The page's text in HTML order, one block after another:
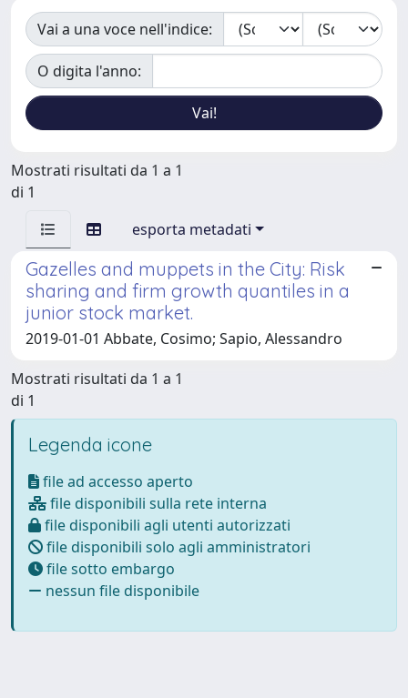
Vai a una voce nell'indice:
O digita l'anno:
Mostrati risultati da 1 a 1
di 1
esporta metadati
Gazelles and muppets in the City: Risk
sharing and firm growth quantiles in a
junior stock market.
2019-01-01 Abbate, Cosimo; Sapio, Alessandro
Mostrati risultati da 1 a 1
di 1
Legenda icone
file ad accesso aperto
file disponibili sulla rete interna
file disponibili agli utenti autorizzati
file disponibili solo agli amministratori
file sotto embargo
nessun file disponibile